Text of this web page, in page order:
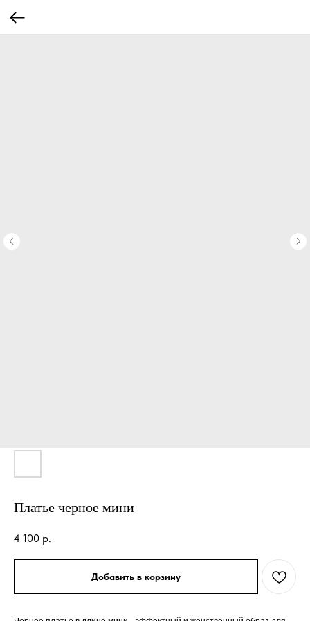
Платье черное мини
4 100 р.
Добавить в корзину